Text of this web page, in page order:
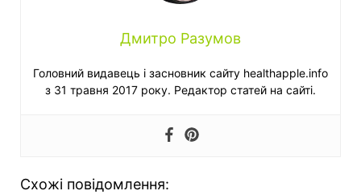
Дмитро Разумов
Головний видавець і засновник сайту healthapple.info
з 31 травня 2017 року. Редактор статей на сайті.
Схожі повідомлення: